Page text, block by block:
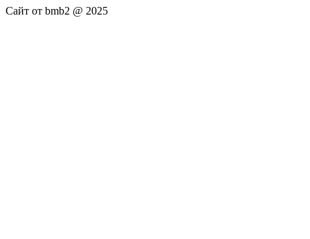
Сайт от bmb2 @ 2025